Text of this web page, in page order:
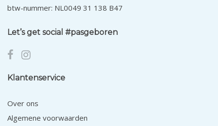
btw-nummer: NL0049 31 138 B47
Let’s get social #pasgeboren
Klantenservice
Over ons
Algemene voorwaarden